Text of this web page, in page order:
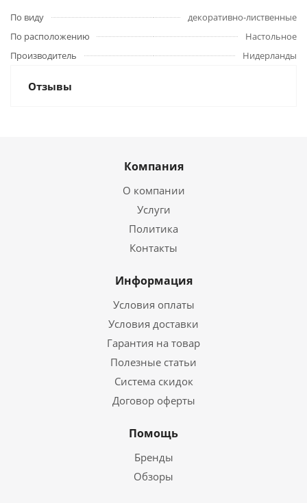
По виду
декоративно-лиственные
По расположению
Настольное
Производитель
Нидерланды
Отзывы
Компания
О компании
Услуги
Политика
Контакты
Информация
Условия оплаты
Условия доставки
Гарантия на товар
Полезные статьи
Система скидок
Договор оферты
Помощь
Бренды
Обзоры